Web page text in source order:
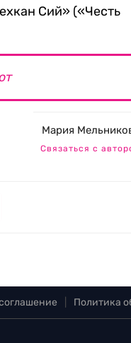
Сий» («Честь
Мария
Связаться с
Политика